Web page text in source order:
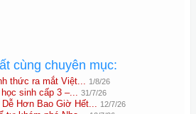
cùng chuyên mục:
thức ra mắt Việt... 1/8/26
sinh cấp 3 –... 31/7/26
Hơn Bao Giờ Hết... 12/7/26